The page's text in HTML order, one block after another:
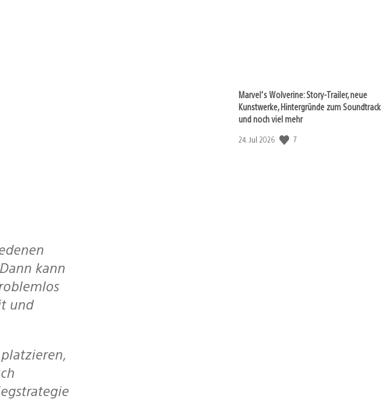
kann
und
Marvel‘s Wolverine: Story-Trailer, neue
Kunstwerke, Hintergründe zum Soundtrack
und noch viel mehr
Veröffentlichungsdatum:
24. Jul 2026 7